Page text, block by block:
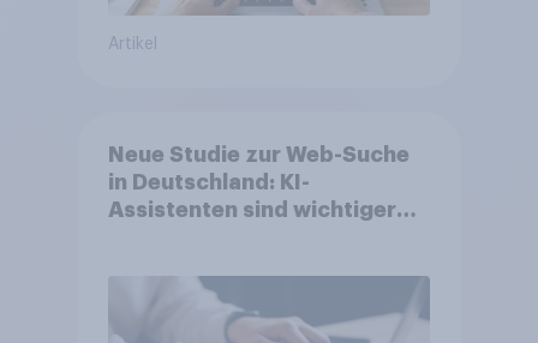
Artikel
Neue Studie zur Web-Suche
in Deutschland: KI-
Assistenten sind wichtiger